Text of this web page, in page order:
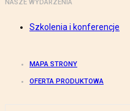
NASZE WYDARZENIA
Szkolenia i konferencje
MAPA STRONY
OFERTA PRODUKTOWA